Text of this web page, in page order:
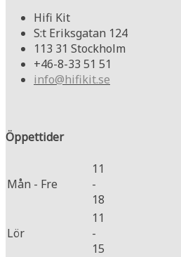
Hifi Kit
S:t Eriksgatan 124
113 31 Stockholm
+46-8-33 51 51
info@hifikit.se
Öppettider
Mån - Fre
11
-
18
Lör
11
-
15